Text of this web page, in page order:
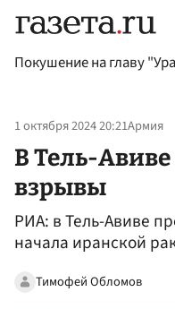
Покушение на главу
1 октября 2024 20:21Армия
В Тель-
взрывы
РИА: в Тель-Авиве
начала иранской
Тимофей Обломов